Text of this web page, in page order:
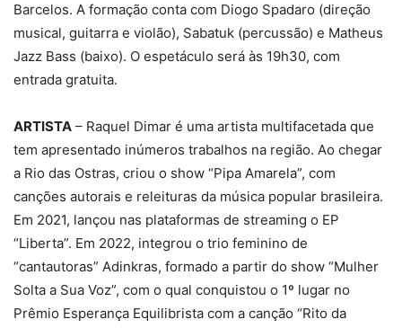
Barcelos. A formação conta com Diogo Spadaro (direção
musical, guitarra e violão), Sabatuk (percussão) e Matheus
Jazz Bass (baixo). O espetáculo será às 19h30, com
entrada gratuita.
ARTISTA – Raquel Dimar é uma artista multifacetada que
tem apresentado inúmeros trabalhos na região. Ao chegar
a Rio das Ostras, criou o show “Pipa Amarela”, com
canções autorais e releituras da música popular brasileira.
Em 2021, lançou nas plataformas de streaming o EP
“Liberta”. Em 2022, integrou o trio feminino de
“cantautoras” Adinkras, formado a partir do show “Mulher
Solta a Sua Voz”, com o qual conquistou o 1º lugar no
Prêmio Esperança Equilibrista com a canção “Rito da